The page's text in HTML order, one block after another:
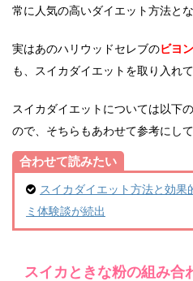
常に人気の高いダイエット方法とな
実はあのハリウッドセレブのビヨ
も、スイカダイエットを取り入れ
スイカダイエットについては以下
ので、そちらもあわせて参考にし
合わせて読みたい
スイカダイエット方法と効果
ミ体験談が続出
スイカときな粉の組み合